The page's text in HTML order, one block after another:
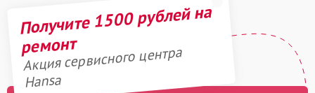
Получите 1500 рублей на
ремонт
Акция сервисного центра
Hansa